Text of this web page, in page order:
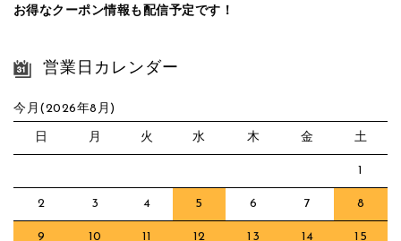
お得なクーポン情報も配信予定です！
営業日カレンダー
今月(2026年8月)
日 月 火 水 木 金 土
1
2 3 4 5 6 7 8
9 10 11 12 13 14 15